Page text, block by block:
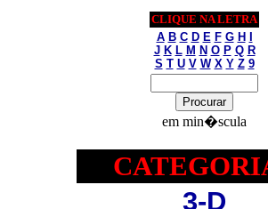
CLIQUE NA LETRA
A B C D E F G H
J K L M N O P Q R
S T U V W X Y Z 9
em min�scula
3-D